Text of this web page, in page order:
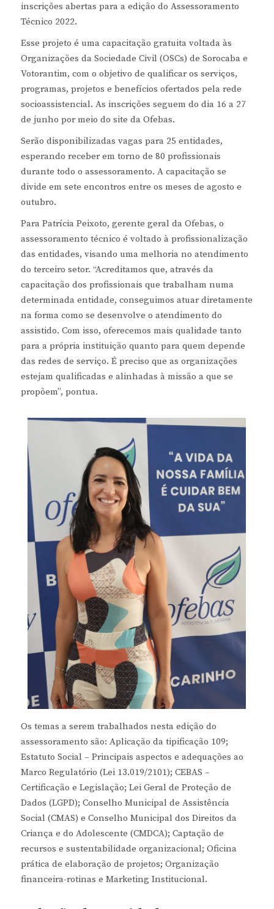
inscrições abertas para a edição do Assessoramento
Técnico 2022.
Esse projeto é uma capacitação gratuita voltada às
Organizações da Sociedade Civil (OSCs) de Sorocaba e
Votorantim, com o objetivo de qualificar os serviços,
programas, projetos e benefícios ofertados pela rede
socioassistencial. As inscrições seguem do dia 16 a 27
de junho por meio do site da Ofebas.
Serão disponibilizadas vagas para 25 entidades,
esperando receber em torno de 80 profissionais
durante todo o assessoramento. A capacitação se
divide em sete encontros entre os meses de agosto e
outubro.
Para Patrícia Peixoto, gerente geral da Ofebas, o
assessoramento técnico é voltado à profissionalização
das entidades, visando uma melhoria no atendimento
do terceiro setor. “Acreditamos que, através da
capacitação dos profissionais que trabalham numa
determinada entidade, conseguimos atuar diretamente
na forma como se desenvolve o atendimento do
assistido. Com isso, oferecemos mais qualidade tanto
para a própria instituição quanto para quem depende
das redes de serviço. É preciso que as organizações
estejam qualificadas e alinhadas à missão a que se
propõem”, pontua.
Os temas a serem trabalhados nesta edição do
assessoramento são: Aplicação da tipificação 109;
Estatuto Social – Principais aspectos e adequações ao
Marco Regulatório (Lei 13.019/2101); CEBAS –
Certificação e Legislação; Lei Geral de Proteção de
Dados (LGPD); Conselho Municipal de Assistência
Social (CMAS) e Conselho Municipal dos Direitos da
Criança e do Adolescente (CMDCA); Captação de
recursos e sustentabilidade organizacional; Oficina
prática de elaboração de projetos; Organização
financeira-rotinas e Marketing Institucional.